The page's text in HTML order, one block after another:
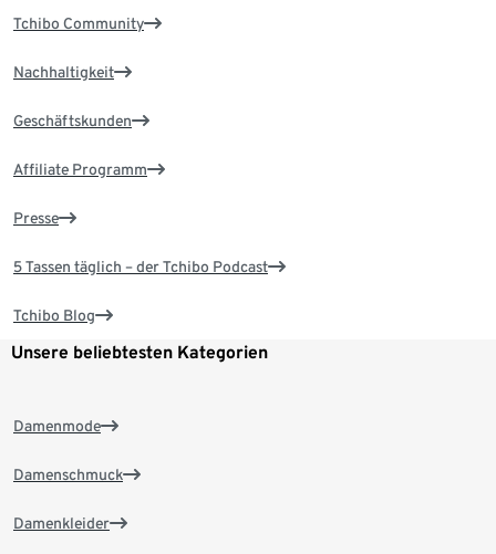
Tchibo Community
Nachhaltigkeit
Geschäftskunden
Affiliate Programm
Presse
5 Tassen täglich – der Tchibo Podcast
Tchibo Blog
Unsere beliebtesten Kategorien
Damenmode
Damenschmuck
Damenkleider